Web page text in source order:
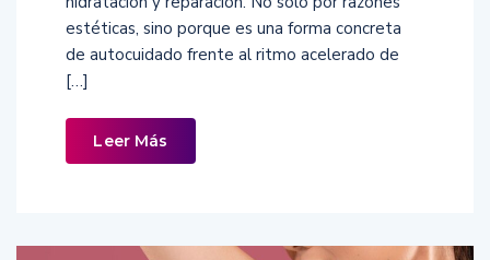
estéticas, sino porque es una forma concreta
de autocuidado frente al ritmo acelerado de
[…]
Leer Más